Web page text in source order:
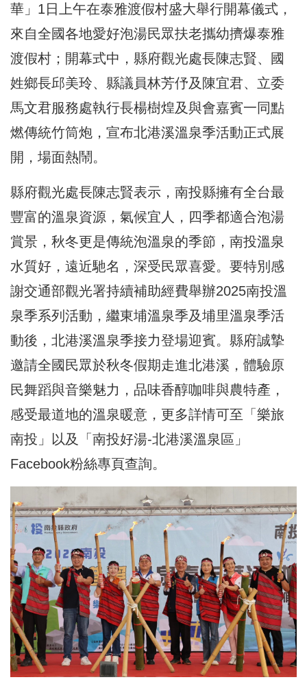
華」1日上午在泰雅渡假村盛大舉行開幕儀式，
來自全國各地愛好泡湯民眾扶老攜幼擠爆泰雅
渡假村；開幕式中，縣府觀光處長陳志賢、國
姓鄉長邱美玲、縣議員林芳伃及陳宜君、立委
馬文君服務處執行長楊樹煌及與會嘉賓一同點
燃傳統竹筒炮，宣布北港溪溫泉季活動正式展
開，場面熱鬧。
縣府觀光處長陳志賢表示，南投縣擁有全台最
豐富的溫泉資源，氣候宜人，四季都適合泡湯
賞景，秋冬更是傳統泡溫泉的季節，南投溫泉
水質好，遠近馳名，深受民眾喜愛。要特別感
謝交通部觀光署持續補助經費舉辦2025南投溫
泉季系列活動，繼東埔溫泉季及埔里溫泉季活
動後，北港溪溫泉季接力登場迎賓。縣府誠摯
邀請全國民眾於秋冬假期走進北港溪，體驗原
民舞蹈與音樂魅力，品味香醇咖啡與農特產，
感受最道地的溫泉暖意，更多詳情可至「樂旅
南投」以及「南投好湯-北港溪溫泉區」
Facebook粉絲專頁查詢。